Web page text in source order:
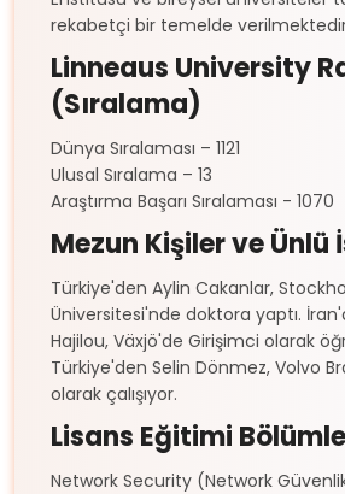
rekabetçi bir temelde
Linneaus University
(Sıralama)
Dünya Sıralaması – 1121
Ulusal Sıralama – 13
Araştırma Başarı Sıralaması - 1070
Mezun Kişiler ve Ünlü
Türkiye'den Aylin Cakanlar,
Üniversitesi'nde doktora yaptı.
Hajilou, Växjö'de Girişimci olarak
Türkiye'den Selin Dönmez, Volvo
olarak çalışıyor.
Lisans Eğitimi
Network Security (Network